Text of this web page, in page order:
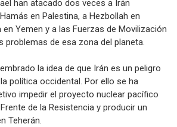
han atacado dos veces a Irán
en Palestina, a Hezbollah en
en Yemen y a las Fuerzas de Movilización
problemas de esa zona del planeta.
la idea de que Irán es un peligro
política occidental. Por ello se ha
impedir el proyecto nuclear pacífico
de la Resistencia y producir un
Teherán.